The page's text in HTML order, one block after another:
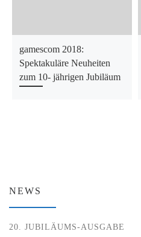
gamescom 2018:
Spektakuläre Neuheiten
zum 10- jährigen Jubiläum
NEWS
20. JUBILÄUMS-AUSGABE